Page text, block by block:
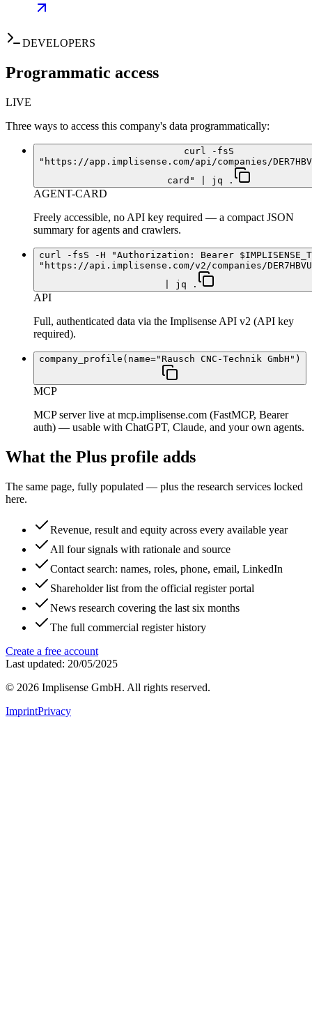
DEVELOPERS
Programmatic access
LIVE
Three ways to access this company's data programmatically:
curl -fsS
"https://app.implisense.com/api/companies/
card" | jq .
AGENT-CARD
Freely accessible, no API key required — a compact JSON
summary for agents and crawlers.
curl -fsS -H "Authorization: Bearer
"https://api.implisense.com/v2/companies/
| jq .
API
Full, authenticated data via the Implisense API v2 (API key
required).
company_profile(name="Rausch CNC-Technik GmbH")
MCP
MCP server live at mcp.implisense.com (FastMCP, Bearer
auth) — usable with ChatGPT, Claude, and your own agents.
What the Plus profile adds
The same page, fully populated — plus the research services locked
here.
Revenue, result and equity across every available year
All four signals with rationale and source
Contact search: names, roles, phone, email, LinkedIn
Shareholder list from the official register portal
News research covering the last six months
The full commercial register history
Create a free account
Last updated: 20/05/2025
© 2026 Implisense GmbH. All rights reserved.
ImprintPrivacy